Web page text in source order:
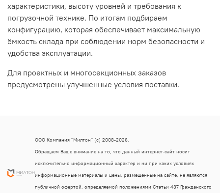
характеристики, высоту уровней и требования к
погрузочной технике. По итогам подбираем
конфигурацию, которая обеспечивает максимальную
ёмкость склада при соблюдении норм безопасности и
удобства эксплуатации.
Для проектных и многосекционных заказов
предусмотрены улучшенные условия поставки.
ООО Компания "Милтон" (с) 2008-2026.
Обращаем Ваше внимание на то, что данный интернет-сайт носит
исключительно информационный характер и ни при каких условиях
информационные материалы и цены, размещенные на сайте, не являются
публичной офертой, определяемой положениями Статьи 437 Гражданского